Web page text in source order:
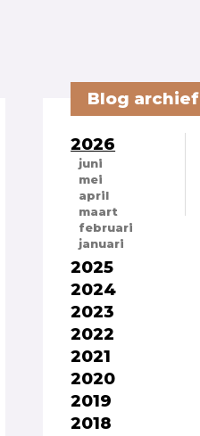
Blog archief
2026
juni
mei
april
maart
februari
januari
2025
2024
2023
2022
2021
2020
2019
2018